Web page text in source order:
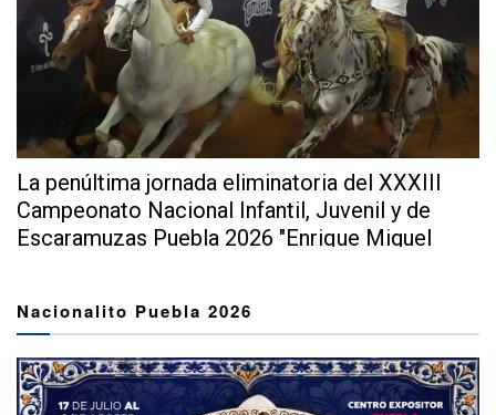
La penúltima jornada eliminatoria del XXXIII
Campeonato Nacional Infantil, Juvenil y de
Escaramuzas Puebla 2026 "Enrique Miguel
Nacionalito Puebla 2026